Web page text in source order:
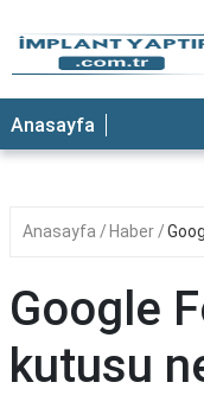
Anasayfa
Anasayfa Haber
Google
kutusu